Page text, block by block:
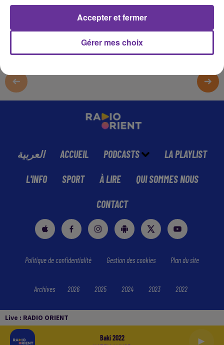
Live : RADIO ORIENT
Baki 2022
0:00 19 min 6 sec
العربية ACCUEIL PODCASTS LA PLAYLIST
L'INFO SPORT À LIRE QUI SOMMES NOUS
CONTACT
Politique de confidentialité Gestion des cookies Plan du site
Archives 2026 2025 2024 2023 2022
Gérer mes choix
Accepter et fermer